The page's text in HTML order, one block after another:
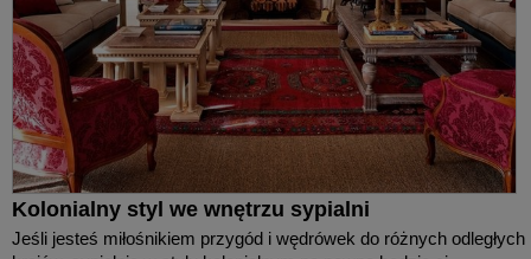
Kolonialny styl we wnętrzu sypialni
Jeśli jesteś miłośnikiem przygód i wędrówek do różnych odległych